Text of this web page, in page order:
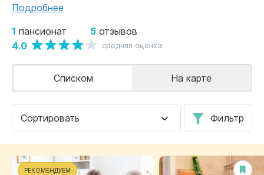
Подробнее
1 пансионат 5 отзывов
4.0 средняя оценка
Сортировать Фильтр
Списком На карте
РЕКОМЕНДУЕМ